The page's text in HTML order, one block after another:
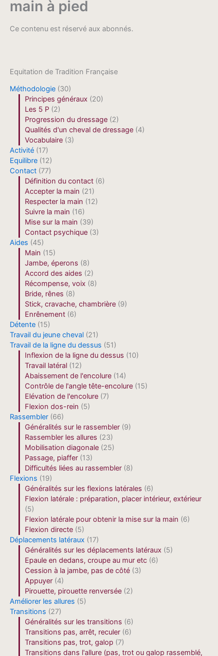
Equitation de Tradition Française
Méthodologie (30)
Principes généraux (20)
Les 5 P (2)
Progression du dressage (2)
Qualités d'un cheval de dressage (4)
Vocabulaire (3)
Activité (17)
Equilibre (12)
Contact (77)
Définition du contact (6)
Accepter la main (21)
Respecter la main (12)
Suivre la main (16)
Mise sur la main (39)
Contact psychique (3)
Aides (45)
Main (15)
Jambe, éperons (8)
Accord des aides (2)
Récompense, voix (8)
Bride, rênes (8)
Stick, cravache, chambrière (9)
Enrênement (6)
Détente (15)
Travail du jeune cheval (21)
Travail de la ligne du dessus (51)
Inflexion de la ligne du dessus (10)
Travail latéral (12)
Abaissement de l'encolure (14)
Contrôle de l'angle tête-encolure (15)
Elévation de l'encolure (7)
Flexion dos-rein (5)
Rassembler (66)
Généralités sur le rassembler (9)
Rassembler les allures (23)
Mobilisation diagonale (25)
Passage, piaffer (13)
Difficultés liées au rassembler (8)
Flexions (19)
Généralités sur les flexions latérales (6)
Flexion latérale : préparation, placer intérieur, extérieur
(5)
Flexion latérale pour obtenir la mise sur la main (6)
Flexion directe (5)
Déplacements latéraux (17)
Généralités sur les déplacements latéraux (5)
Epaule en dedans, croupe au mur etc (6)
Cession à la jambe, pas de côté (3)
Appuyer (4)
Pirouette, pirouette renversée (2)
Améliorer les allures (5)
Transitions (27)
Généralités sur les transitions (6)
Transitions pas, arrêt, reculer (6)
Transitions pas, trot, galop (7)
Transitions dans l'allure (pas, trot ou galop rassemblé,
main à pied
Ce contenu est réservé aux abonnés.